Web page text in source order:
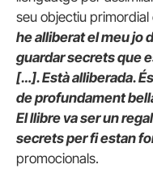
seu objectiu
he alliberat el meu jo
guardar secrets que
[…]. Està alliberada.
de profundament
El llibre va ser un
secrets per fi estan
promocionals.